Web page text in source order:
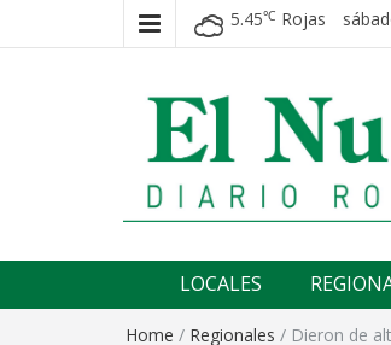
5.45℃ Rojas
El nuevo
LOCALES
Home / Regionales / Dieron de